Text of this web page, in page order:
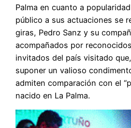
Palma en cuanto a
público a sus actuaciones se
giras, Pedro Sanz y su
acompañados por
invitados del país visitado
suponer un valioso
admiten comparación con el
nacido en La Palma.